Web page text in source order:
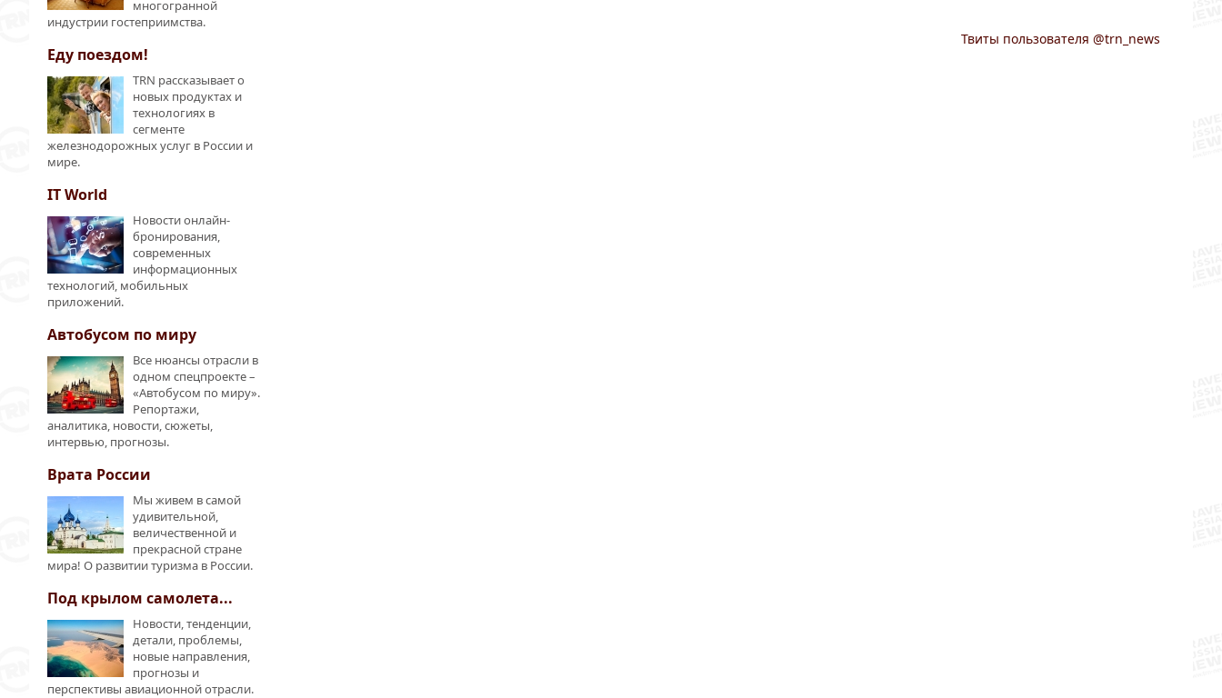
многогранной
индустрии гостеприимства.
Еду поездом!
TRN рассказывает о
новых продуктах и
технологиях в
сегменте
железнодорожных услуг в России и
мире.
IT World
Новости онлайн-
бронирования,
современных
информационных
технологий, мобильных
приложений.
Автобусом по миру
Все нюансы отрасли в
одном спецпроекте –
«Автобусом по миру».
Репортажи,
аналитика, новости, сюжеты,
интервью, прогнозы.
Врата России
Мы живем в самой
удивительной,
величественной и
прекрасной стране
мира! О развитии туризма в России.
Под крылом самолета...
Новости, тенденции,
детали, проблемы,
новые направления,
прогнозы и
перспективы авиационной отрасли.
Твиты пользователя @trn_news